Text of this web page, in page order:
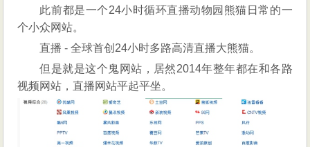
此前都是一个24小时循环直播动物园熊猫日常的一
个小众网站。
直播 - 全球首创24小时多路高清直播大熊猫。
但是就是这个鬼网站，居然2014年整年都在和各路
视频网站，直播网站平起平坐。